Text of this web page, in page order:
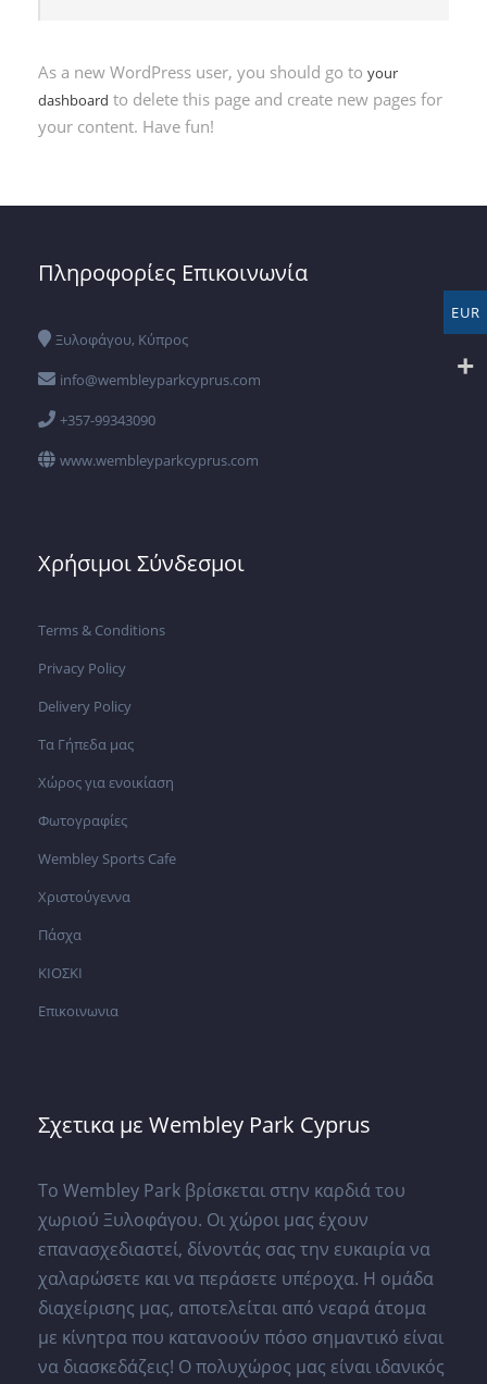
As a new WordPress user, you should go to your
dashboard to delete this page and create new pages for
your content. Have fun!
Πληροφορίες Επικοινωνία
Ξυλοφάγου, Κύπρος
info@wembleyparkcyprus.com
+357-99343090
www.wembleyparkcyprus.com
Χρήσιμοι Σύνδεσμοι
Terms & Conditions
Privacy Policy
Delivery Policy
Τα Γήπεδα μας
Χώρος για ενοικίαση
Φωτογραφίες
Wembley Sports Cafe
Χριστούγεννα
Πάσχα
ΚΙΟΣΚΙ
Επικοινωνια
Σχετικα με Wembley Park Cyprus
Το Wembley Park βρίσκεται στην καρδιά του
χωριού Ξυλοφάγου. Οι χώροι μας έχουν
επανασχεδιαστεί, δίνοντάς σας την ευκαιρία να
χαλαρώσετε και να περάσετε υπέροχα. Η ομάδα
διαχείρισης μας, αποτελείται από νεαρά άτομα
με κίνητρα που κατανοούν πόσο σημαντικό είναι
να διασκεδάζεις! Ο πολυχώρος μας είναι ιδανικός
EUR